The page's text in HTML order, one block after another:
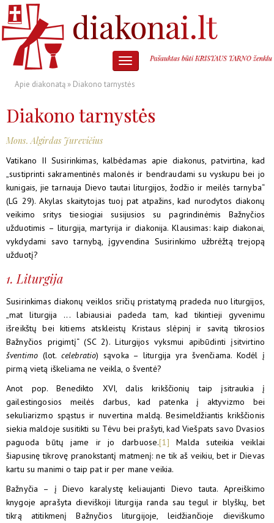
Apie diakonatą » Diakono tarnystės
Diakono tarnystės
Mons. Algirdas Jurevičius
Vatikano II Susirinkimas, kalbėdamas apie diakonus, patvirtina, kad
„sustiprinti sakramentinės malonės ir bendraudami su vyskupu bei jo
kunigais, jie tarnauja Dievo tautai liturgijos, žodžio ir meilės tarnyba“
(LG 29). Akylas skaitytojas tuoj pat atpažins, kad nurodytos diakonų
veikimo sritys tiesiogiai susijusios su pagrindinėmis Bažnyčios
užduotimis – liturgija, martyrija ir diakonija. Klausimas: kaip diakonai,
vykdydami savo tarnybą, įgyvendina Susirinkimo užbrėžtą trejopą
užduotį?
1. Liturgija
Susirinkimas diakonų veiklos sričių pristatymą pradeda nuo liturgijos,
„mat liturgija ... labiausiai padeda tam, kad tikintieji gyvenimu
išreikštų bei kitiems atskleistų Kristaus slėpinį ir savitą tikrosios
Bažnyčios prigimtį“ (SC 2). Liturgijos vyksmui apibūdinti įsitvirtino
šventimo (lot. celebratio) sąvoka – liturgija yra švenčiama. Kodėl į
pirmą vietą iškeliama ne veikla, o šventė?
Anot pop. Benedikto XVI, dalis krikščionių taip įsitraukia į
gailestingosios meilės darbus, kad patenka į aktyvizmo bei
sekuliarizmo spąstus ir nuvertina maldą. Besimeldžiantis krikščionis
siekia maldoje susitikti su Tėvu bei prašyti, kad Viešpats savo Dvasios
paguoda būtų jame ir jo darbuose.[1] Malda suteikia veiklai
šiapusinę tikrovę pranokstantį matmenį: ne tik aš veikiu, bet ir Dievas
kartu su manimi o taip pat ir per mane veikia.
Bažnyčia – į Dievo karalystę keliaujanti Dievo tauta. Apreiškimo
knygoje aprašyta dieviškoji liturgija randa sau tegul ir blyškų, bet
tikrą atitikmenį Bažnyčios liturgijoje, leidžiančioje dieviškumo